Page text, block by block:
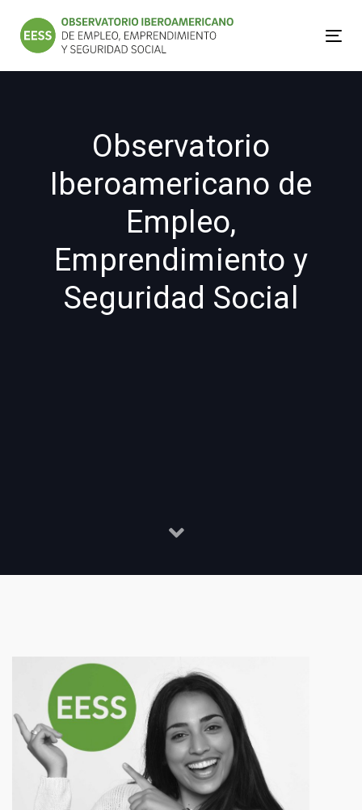
links
primary
navigation
Observatorio
Iberoamericano de
Empleo,
Emprendimiento y
Seguridad Social